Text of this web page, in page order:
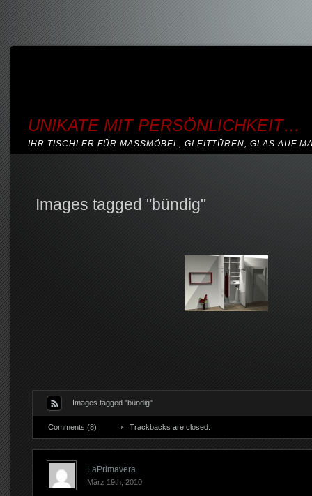
UNIKATE MIT PERSÖNLICHKEIT…
IHR TISCHLER FÜR MASSMÖBEL, GLEITTÜREN, GLAS AUF
Images tagged "bündig"
Images tagged "bündig"
Comments (8) Trackbacks are closed.
LaPrimavera
März 19th, 2010